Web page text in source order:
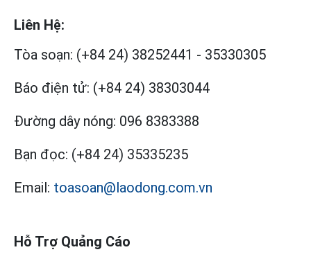
Liên Hệ:
Tòa soạn: (+84 24) 38252441 - 35330305
Báo điện tử: (+84 24) 38303044
Đường dây nóng: 096 8383388
Bạn đọc: (+84 24) 35335235
Email: toasoan@laodong.com.vn
Hỗ Trợ Quảng Cáo